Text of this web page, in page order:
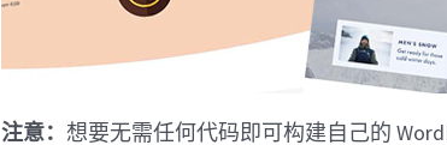
注意：想要无需任何代码即可构建自己的